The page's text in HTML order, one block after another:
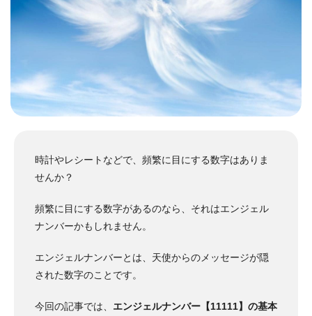
時計やレシートなどで、頻繁に目にする数字はありま
せんか？
頻繁に目にする数字があるのなら、それはエンジェル
ナンバーかもしれません。
エンジェルナンバーとは、天使からのメッセージが隠
された数字のことです。
今回の記事では、 エンジェルナンバー【11111】の基本